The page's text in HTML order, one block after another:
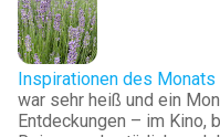
Inspirationen des
war sehr heiß und ein
Entdeckungen – im Kino,